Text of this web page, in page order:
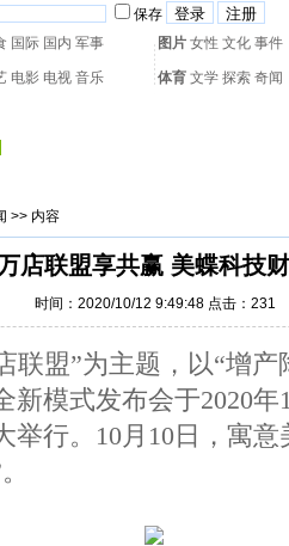
保存
国际 国内 军事 图片 女性 文化 事件
电影 电视 音乐 体育 文学 探索 奇闻
>> 内容
店联盟享共赢 美蝶科技
时间：2020/10/12 9:49:48 点击： 231
联盟”为主题，以“增
新模式发布会于2020年
举行。10月10日，寓